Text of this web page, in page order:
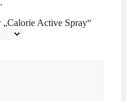
„Calorie Active Spray“